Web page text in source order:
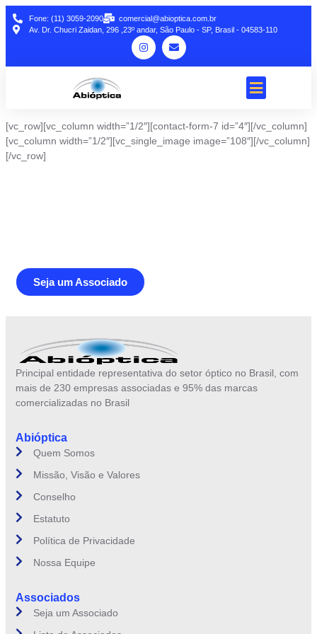
Fone: (11) 3059-2090
comercial@abioptica.com.br
Av. Dr. Chucri Zaidan, 296 ,23º andar, São Paulo - SP, Brasil - 04583-110
[vc_row][vc_column width=”1/2″][contact-form-7 id=”4″][/vc_column]
[vc_column width=”1/2″][vc_single_image image=”108″][/vc_column]
[/vc_row]
Seja um Associado
Principal entidade representativa do setor óptico no Brasil, com
mais de 230 empresas associadas e 95% das marcas
comercializadas no Brasil
Abióptica
Quem Somos
Missão, Visão e Valores
Conselho
Estatuto
Política de Privacidade
Nossa Equipe
Associados
Seja um Associado